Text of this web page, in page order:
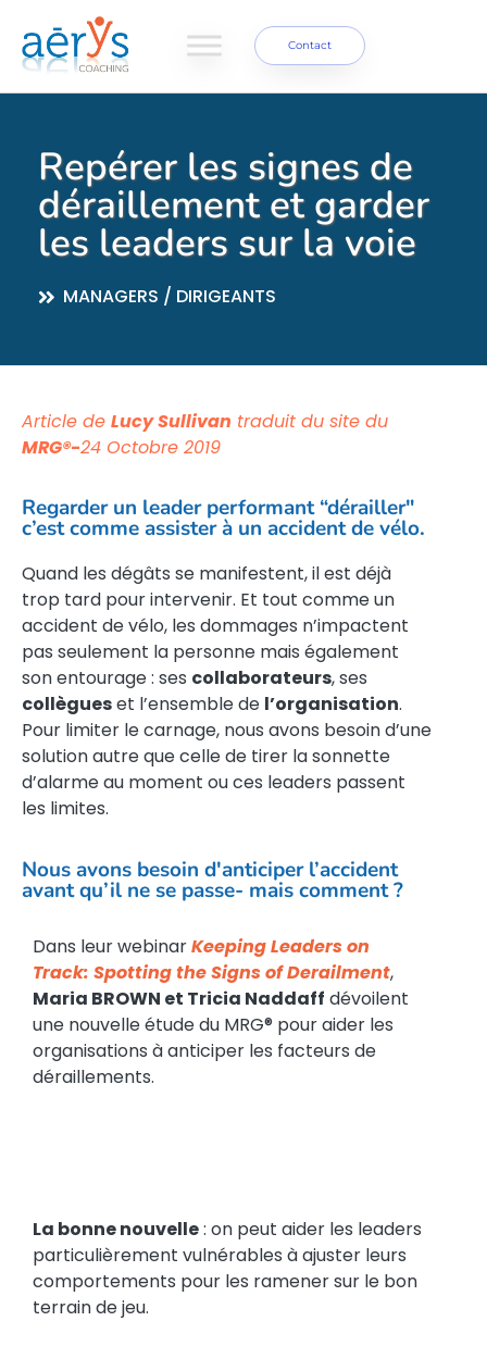
Contact
Repérer les signes de
déraillement et garder
les leaders sur la voie
MANAGERS / DIRIGEANTS
Article de Lucy Sullivan traduit du site du
MRG®-24 Octobre 2019
Regarder un leader performant “dérailler"
c’est comme assister à un accident de vélo.
Quand les dégâts se manifestent, il est déjà
trop tard pour intervenir. Et tout comme un
accident de vélo, les dommages n’impactent
pas seulement la personne mais également
son entourage : ses collaborateurs, ses
collègueset l’ensemble de l’organisation.
Pour limiter le carnage, nous avons besoin d’une
solution autre que celle de tirer la sonnette
d’alarme au moment ou ces leaders passent
les limites.
Nous avons besoin d'anticiper l’accident
avant qu’il ne se passe- mais comment ?
Dans leur webinarKeeping Leaders on
Track: Spotting the Signs of Derailment,
Maria BROWN et Tricia Naddaff dévoilent
une nouvelle étude du MRG® pour aider les
organisations à anticiper les facteurs de
déraillements.
La bonne nouvelle: on peut aider les leaders
particulièrement vulnérables à ajuster leurs
comportements pour les ramener sur le bon
terrain de jeu.